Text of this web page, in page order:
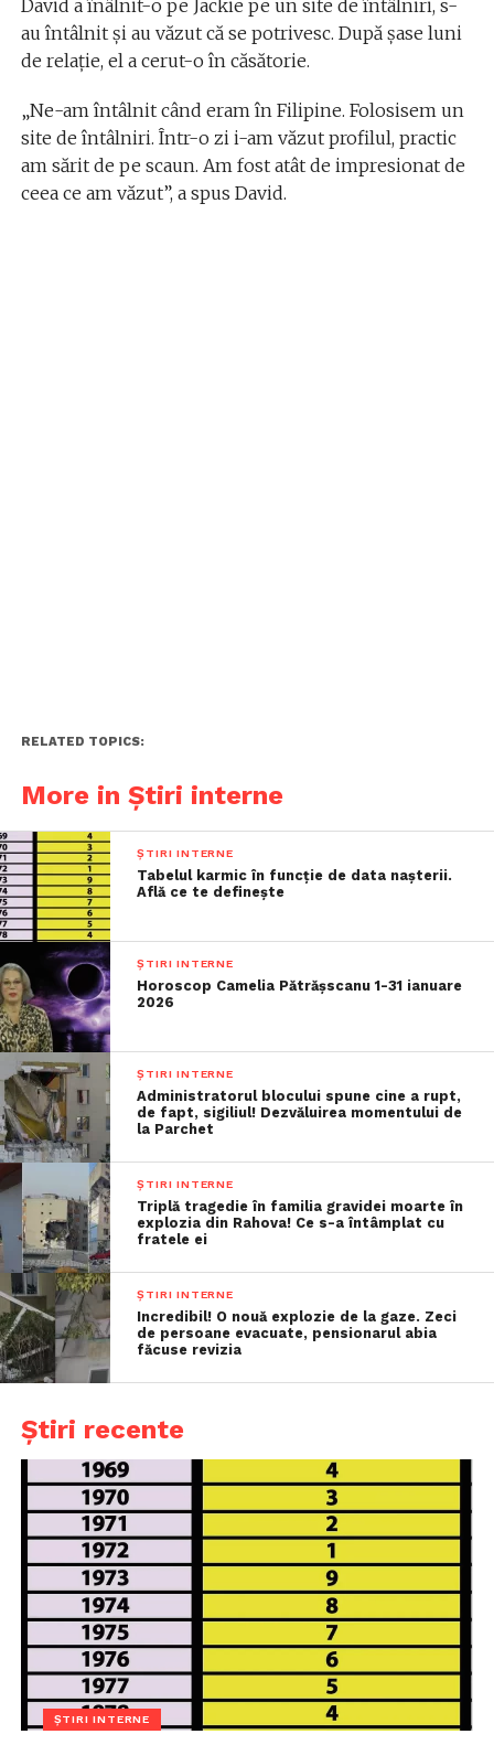
David a înâlnit-o pe Jackie pe un site de întâlniri, s-
au întâlnit și au văzut că se potrivesc. După șase luni
de relație, el a cerut-o în căsătorie.
„Ne-am întâlnit când eram în Filipine. Folosisem un
site de întâlniri. Într-o zi i-am văzut profilul, practic
am sărit de pe scaun. Am fost atât de impresionat de
ceea ce am văzut”, a spus David.
RELATED TOPICS:
More in Știri interne
ȘTIRI INTERNE
Tabelul karmic în funcție de data nașterii.
Află ce te definește
ȘTIRI INTERNE
Horoscop Camelia Pătrășscanu 1-31 ianuare
2026
ȘTIRI INTERNE
Administratorul blocului spune cine a rupt,
de fapt, sigiliul! Dezvăluirea momentului de
la Parchet
ȘTIRI INTERNE
Triplă tragedie în familia gravidei moarte în
explozia din Rahova! Ce s-a întâmplat cu
fratele ei
ȘTIRI INTERNE
Incredibil! O nouă explozie de la gaze. Zeci
de persoane evacuate, pensionarul abia
făcuse revizia
Știri recente
ȘTIRI INTERNE